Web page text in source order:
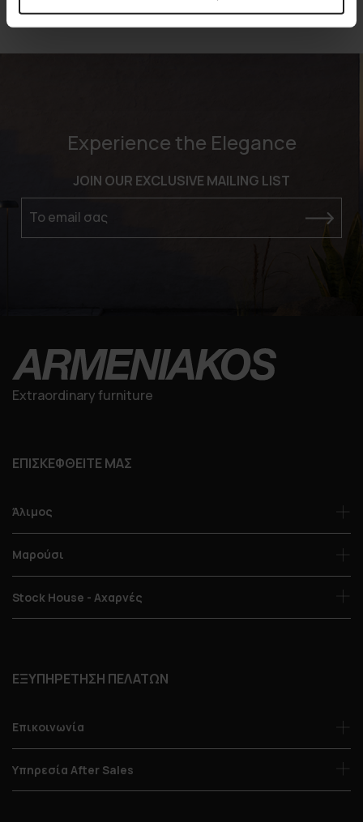
Experience the Elegance
JOIN OUR EXCLUSIVE MAILING LIST
Το email σας
Extraordinary furniture
ΕΠΙΣΚΕΦΘΕΙΤΕ ΜΑΣ
Άλιμος
Μαρούσι
Stock House - Αχαρνές
ΕΞΥΠΗΡΕΤΗΣΗ ΠΕΛΑΤΩΝ
Επικοινωνία
Υπηρεσία After Sales